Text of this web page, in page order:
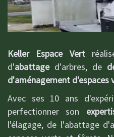
Keller Espace Vert
d'abattaged'arbres, de
d'aménagement d'espaces
Avec ses 10 ans
perfectionner son
l'élagage, de l'abattage